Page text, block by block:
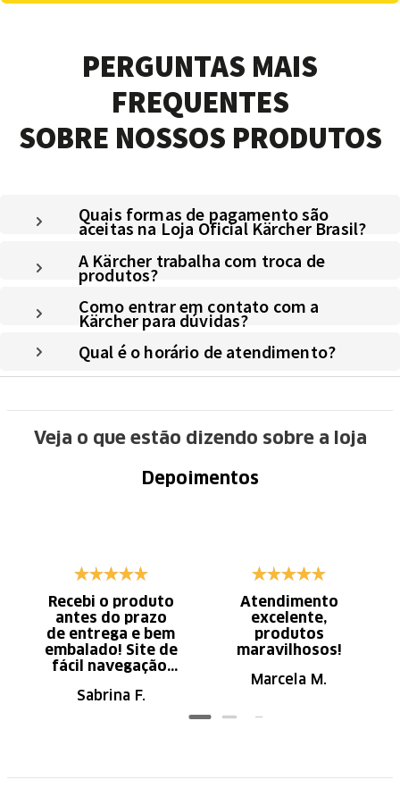
PERGUNTAS MAIS
FREQUENTES
SOBRE NOSSOS PRODUTOS
Quais formas de pagamento são
aceitas na Loja Oficial Kärcher Brasil?
A Kärcher trabalha com troca de
produtos?
Como entrar em contato com a
Kärcher para dúvidas?
Qual é o horário de atendimento?
Veja o que estão dizendo sobre a loja
Depoimentos
Recebi o produto
antes do prazo
de entrega e bem
embalado! Site de
fácil navegação.
Sabrina F.
Atendimento
excelente,
produtos
maravilhosos!
Marcela M.